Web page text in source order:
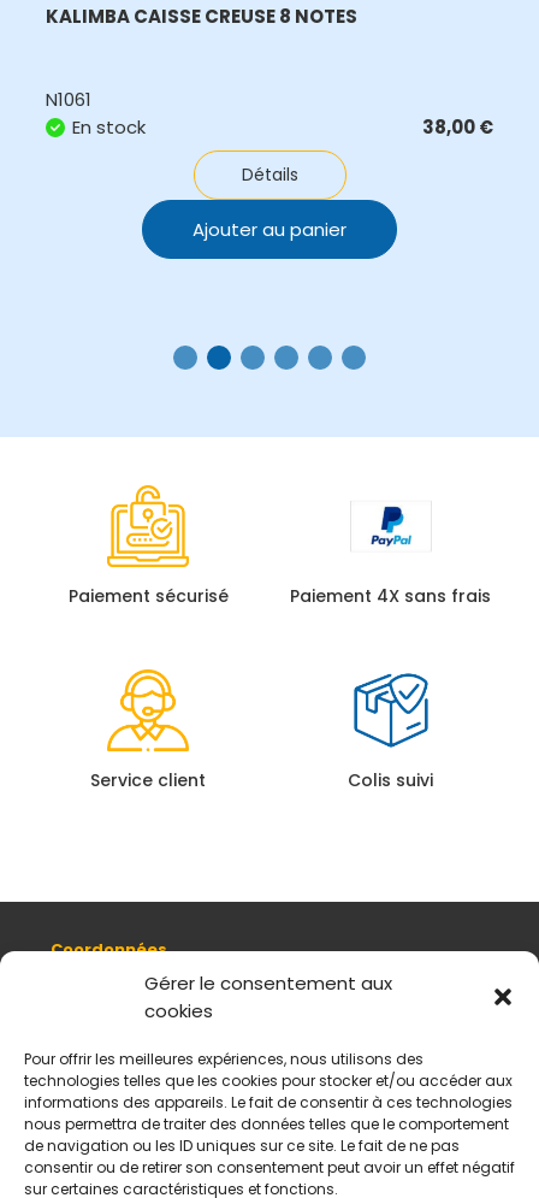
Gérer le consentement aux
cookies
Pour offrir les meilleures expériences, nous utilisons des
technologies telles que les cookies pour stocker et/ou accéder aux
informations des appareils. Le fait de consentir à ces technologies
nous permettra de traiter des données telles que le comportement
de navigation ou les ID uniques sur ce site. Le fait de ne pas
consentir ou de retirer son consentement peut avoir un effet négatif
sur certaines caractéristiques et fonctions.
KALIMBA HOKEMA 17 NOTES DO MAJEUR
N8185
En stock
110,00€
Détails
Ajouter au panier
Paiement sécurisé Paiement 4X sans frais
Service client Colis suivi
Coordonnées
8, quai Romain Rolland 69005 Lyon
+ 33 (0)4 78 42 55 04
Plan d'accès
Mentions légales
Politique de données personnelles
CGV